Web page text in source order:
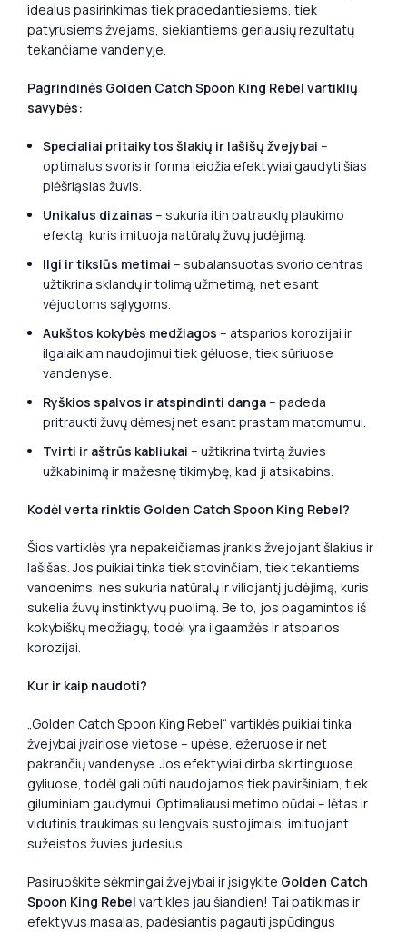
idealus pasirinkimas tiek pradedantiesiems, tiek
patyrusiems žvejams, siekiantiems geriausių rezultatų
tekančiame vandenyje.
Pagrindinės Golden Catch Spoon King Rebel vartiklių
savybės:
Specialiai pritaikytos šlakių ir lašišų žvejybai –
optimalus svoris ir forma leidžia efektyviai gaudyti šias
plėšriąsias žuvis.
Unikalus dizainas – sukuria itin patrauklų plaukimo
efektą, kuris imituoja natūralų žuvų judėjimą.
Ilgi ir tikslūs metimai – subalansuotas svorio centras
užtikrina sklandų ir tolimą užmetimą, net esant
vėjuotoms sąlygoms.
Aukštos kokybės medžiagos – atsparios korozijai ir
ilgalaikiam naudojimui tiek gėluose, tiek sūriuose
vandenyse.
Ryškios spalvos ir atspindinti danga– padeda
pritraukti žuvų dėmesį net esant prastam matomumui.
Tvirti ir aštrūs kabliukai – užtikrina tvirtą žuvies
užkabinimą ir mažesnę tikimybę, kad ji atsikabins.
Kodėl verta rinktis Golden Catch Spoon King Rebel?
Šios vartiklės yra nepakeičiamas įrankis žvejojant šlakius ir
lašišas. Jos puikiai tinka tiek stovinčiam, tiek tekantiems
vandenims, nes sukuria natūralų ir viliojantį judėjimą, kuris
sukelia žuvų instinktyvų puolimą. Be to, jos pagamintos iš
kokybiškų medžiagų, todėl yra ilgaamžės ir atsparios
korozijai.
Kur ir kaip naudoti?
„Golden Catch Spoon King Rebel“ vartiklės puikiai tinka
žvejybai įvairiose vietose – upėse, ežeruose ir net
pakrančių vandenyse. Jos efektyviai dirba skirtinguose
gyliuose, todėl gali būti naudojamos tiek paviršiniam, tiek
giluminiam gaudymui. Optimaliausi metimo būdai – lėtas ir
vidutinis traukimas su lengvais sustojimais, imituojant
sužeistos žuvies judesius.
Pasiruoškite sėkmingai žvejybai ir įsigykite Golden Catch
Spoon King Rebel vartikles jau šiandien! Tai patikimas ir
efektyvus masalas, padėsiantis pagauti įspūdingus